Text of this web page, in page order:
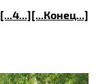
[...4...][...Конец...]